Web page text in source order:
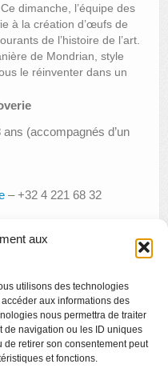
aux
utilisons des technologies
aux informations des
nous permettra de traiter
de navigation ou les ID uniques
de retirer son consentement peut
et fonctions.
dimanche, l’équipe des
à la création d’œufs de
de l’histoire de l’art.
de Mondrian, style
le réinventer dans un
(accompagnés d’un
– +32 4 221 68 32
triomphes de l’Opérette
aux éditions Tétras Lyre